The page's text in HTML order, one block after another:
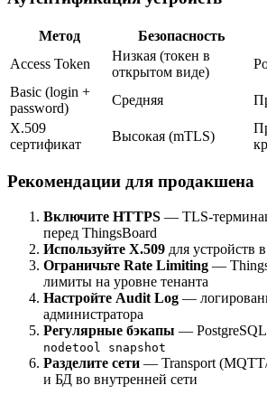
Метод Безопасность
Access Token
Низкая (токен в
открытом виде)
Basic (login +
password)
Средняя
X.509
сертификат
Высокая (mTLS)
Рекомендации для продакшена
Включите HTTPS — TLS-
перед ThingsBoard
Используйте X.509 для устройств
Ограничьте Rate Limiting —
лимиты на уровне тенанта
Настройте Audit Log —
администратора
Регулярные бэкапы —
nodetool snapshot
Разделите сети — Transport
и БД во внутренней сети